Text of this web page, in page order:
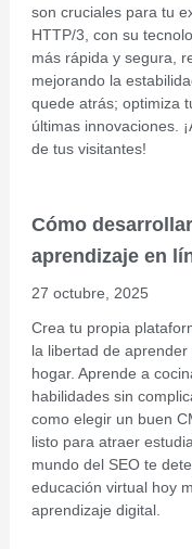
son cruciales para tu
HTTP/3, con su
más rápida y segura,
mejorando la
quede atrás; optimiza
últimas innovaciones.
de tus visitantes!
Cómo
aprendizaje en
27 octubre, 2025
Crea tu propia
la libertad de
hogar. Aprende a
habilidades sin
como elegir un buen
listo para atraer
mundo del SEO te
educación virtual hoy
aprendizaje digital.